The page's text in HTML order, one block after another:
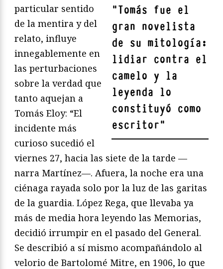
"Tomás fue el
gran novelista
de su mitología:
lidiar contra el
camelo y la
leyenda lo
constituyó como
escritor"
particular sentido
de la mentira y del
relato, influye
innegablemente en
las perturbaciones
sobre la verdad que
tanto aquejan a
Tomás Eloy: “El
incidente más
curioso sucedió el
viernes 27, hacia las siete de la tarde —
narra Martínez—. Afuera, la noche era una
ciénaga rayada solo por la luz de las garitas
de la guardia. López Rega, que llevaba ya
más de media hora leyendo las Memorias,
decidió irrumpir en el pasado del General.
Se describió a sí mismo acompañándolo al
velorio de Bartolomé Mitre, en 1906, lo que